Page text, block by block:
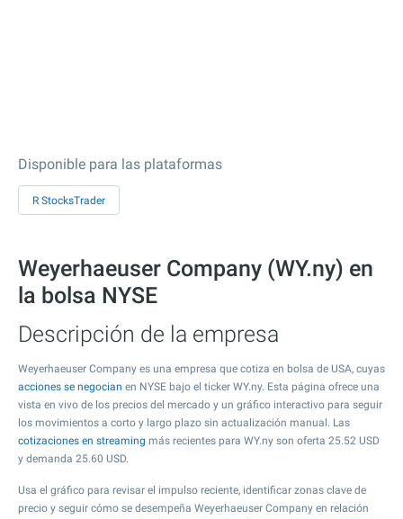
Disponible para las plataformas
R StocksTrader
Weyerhaeuser Company (WY.ny) en
la bolsa NYSE
Descripción de la empresa
Weyerhaeuser Company es una empresa que cotiza en bolsa de USA, cuyas
acciones se negocian en NYSE bajo el ticker WY.ny. Esta página ofrece una
vista en vivo de los precios del mercado y un gráfico interactivo para seguir
los movimientos a corto y largo plazo sin actualización manual. Las
cotizaciones en streaming más recientes para WY.ny son oferta 25.52 USD
y demanda 25.60 USD.
Usa el gráfico para revisar el impulso reciente, identificar zonas clave de
precio y seguir cómo se desempeña Weyerhaeuser Company en relación